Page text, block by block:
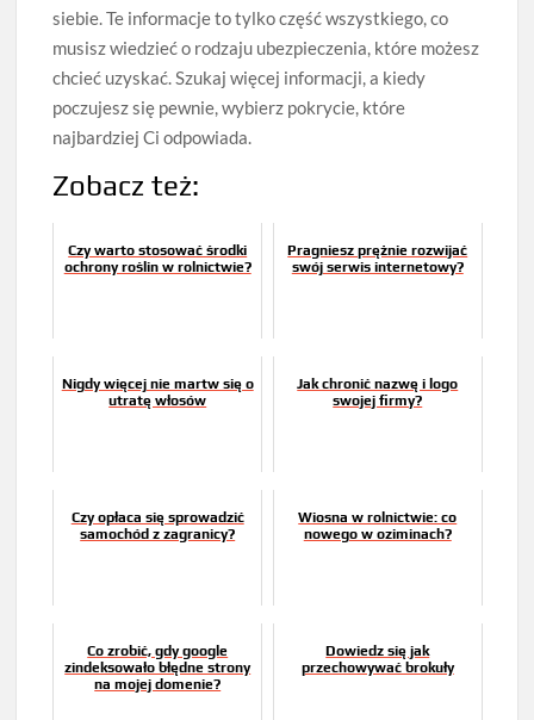
siebie. Te informacje to tylko część wszystkiego, co
musisz wiedzieć o rodzaju ubezpieczenia, które możesz
chcieć uzyskać. Szukaj więcej informacji, a kiedy
poczujesz się pewnie, wybierz pokrycie, które
najbardziej Ci odpowiada.
Zobacz też:
Czy warto stosować środki
ochrony roślin w rolnictwie?
Pragniesz prężnie rozwijać
swój serwis internetowy?
Nigdy więcej nie martw się o
utratę włosów
Jak chronić nazwę i logo
swojej firmy?
Czy opłaca się sprowadzić
samochód z zagranicy?
Wiosna w rolnictwie: co
nowego w oziminach?
Co zrobić, gdy google
zindeksowało błędne strony
na mojej domenie?
Dowiedz się jak
przechowywać brokuły